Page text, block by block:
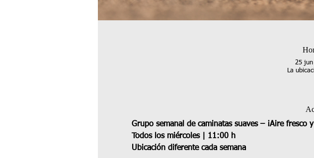
25
La
Grupo semanal de caminatas suaves – ¡Aire fresco
Todos los miércoles | 11:00 h
Ubicación diferente cada semana